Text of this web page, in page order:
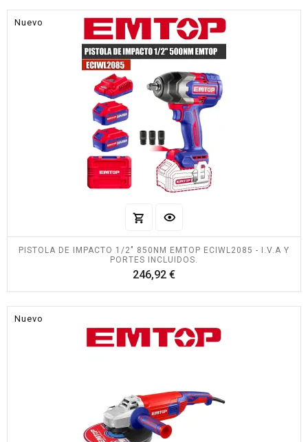
Nuevo
PISTOLA DE IMPACTO 1/2" 850NM EMTOP ECIWL2085 - I.V.A Y
PORTES INCLUIDOS.
246,92 €Precio
Nuevo